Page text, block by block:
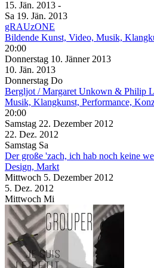
15. Jän. 2013 -
Sa 19. Jän. 2013
gRAUzONE
Bildende Kunst, Video, Musik,
20:00
Donnerstag 10. Jänner 2013
10. Jän. 2013
Donnerstag Do
Bergljot / Margaret Unkown & Philip
Musik, Klangkunst, Performance,
20:00
Samstag 22. Dezember 2012
22. Dez. 2012
Samstag Sa
Der große 'zach, ich hab noch keine
Design, Markt
Mittwoch 5. Dezember 2012
5. Dez. 2012
Mittwoch Mi